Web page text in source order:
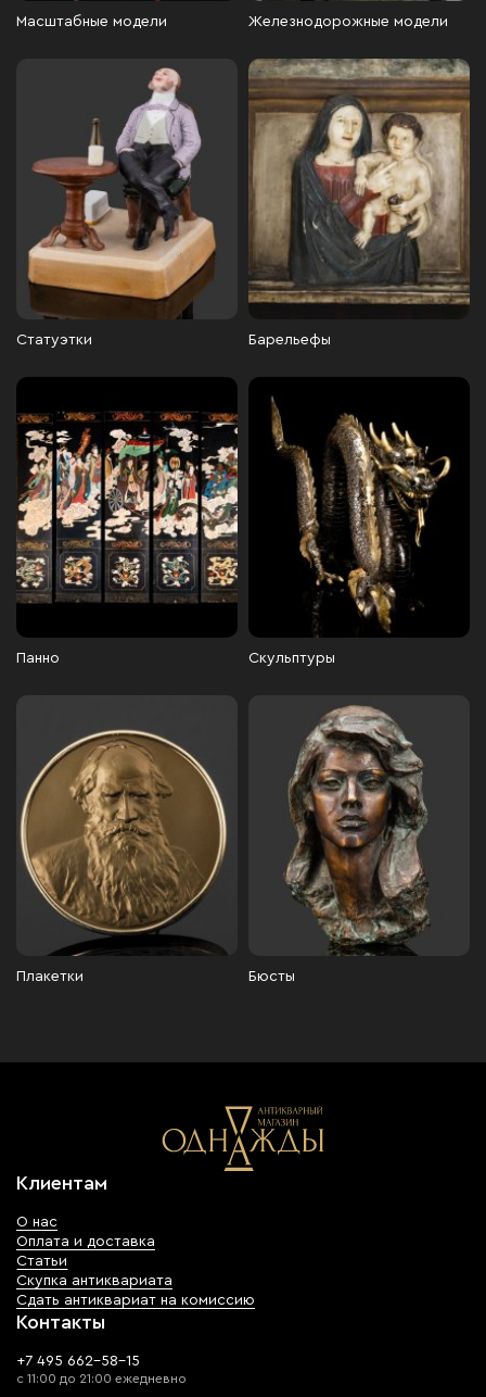
Масштабные модели Железнодорожные модели
Статуэтки Барельефы
Панно Скульптуры
Плакетки Бюсты
Клиентам
О нас
Оплата и доставка
Статьи
Скупка антиквариата
Сдать антиквариат на комиссию
Контакты
+7 495 662-58-15
с 11:00 до 21:00 ежедневно